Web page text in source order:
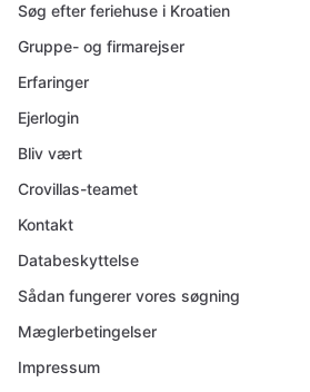
Søg efter feriehuse i Kroatien
Gruppe- og firmarejser
Erfaringer
Ejerlogin
Bliv vært
Crovillas-teamet
Kontakt
Databeskyttelse
Sådan fungerer vores søgning
Mæglerbetingelser
Impressum